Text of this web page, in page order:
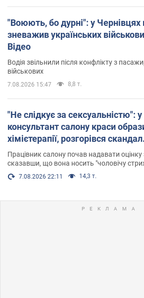
"Воюють, бо дурні": у Чернівцях
зневажив українських
Відео
Водія звільнили після конфлікту з
військових
7.08.2026 15:47 8,8 т.
"Не слідкує за сексуальністю": у
консультант салону краси
хімієтерапії, розгорівся
Працівник салону почав надавати оцінку
сказавши, що вона носить "чоловічу
7.08.2026 22:11 14,3 т.